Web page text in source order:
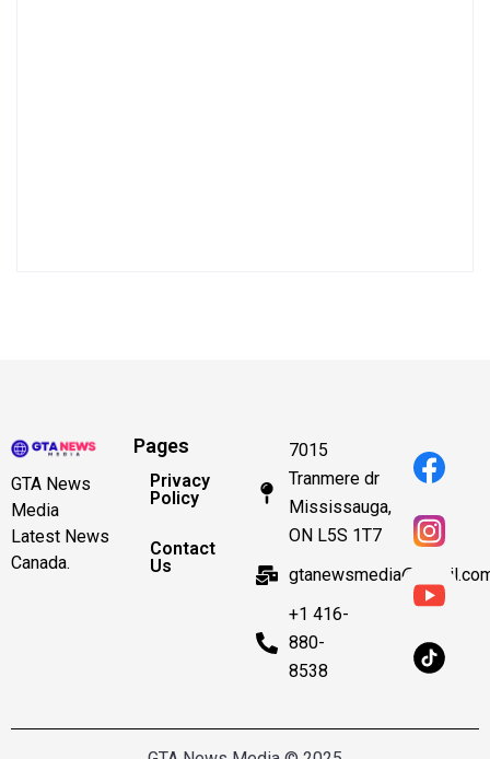
GTA News
Media
Latest News
Canada.
Pages
Privacy
Policy
Contact
Us
7015
Tranmere dr
Mississauga,
ON L5S 1T7
+1 416-
880-
8538